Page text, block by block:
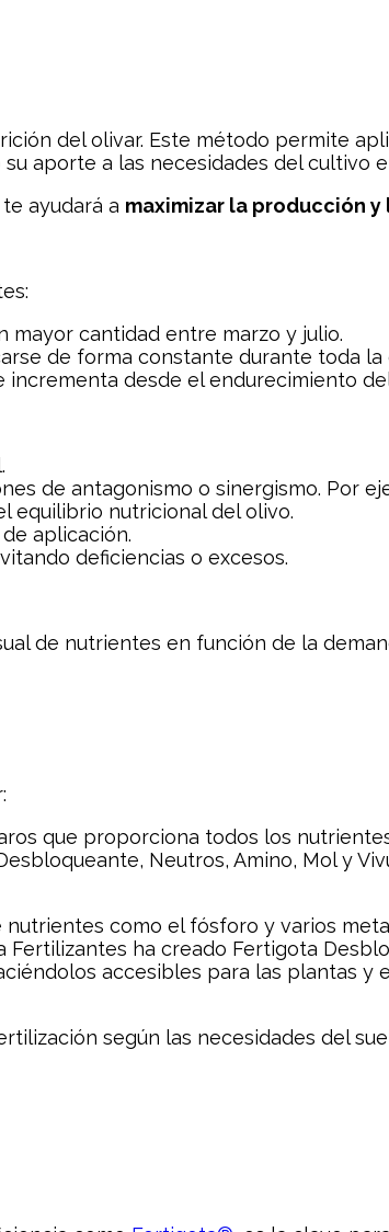
del olivar. Este método permite
aporte a las necesidades del cultivo
ayudará a maximizar la producción
mayor cantidad entre marzo y julio.
de forma constante durante toda la
desde el endurecimiento
de antagonismo o sinergismo. Por
equilibrio nutricional del olivo.
aplicación.
deficiencias o excesos.
de nutrientes en función de la
que proporciona todos los
Neutros, Amino, Mol y
como el fósforo y varios
ha creado Fertigota
accesibles para las plantas y
según las necesidades del